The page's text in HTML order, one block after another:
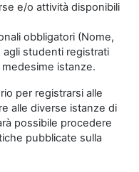
e/o attività disponibili
obbligatori (Nome,
studenti registrati
istanze.
per registrarsi alle
alle diverse istanze di
possibile procedere
pubblicate sulla